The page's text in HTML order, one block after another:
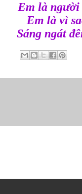
Em là
Em là vì
Sáng ngát